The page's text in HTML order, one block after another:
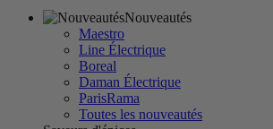
Nouveautés
Maestro
Line Électrique
Boreal
Daman Électrique
ParisRama
Toutes les nouveautés